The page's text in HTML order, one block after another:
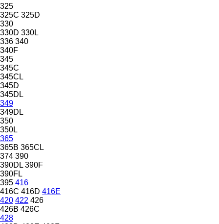
325
325C 325D
330
330D 330L
336 340
340F
345
345C
345CL
345D
345DL
349
349DL
350
350L
365
365B 365CL
374 390
390DL 390F
390FL
395 416
416C 416D 416E
420 422 426
426B 426C
428